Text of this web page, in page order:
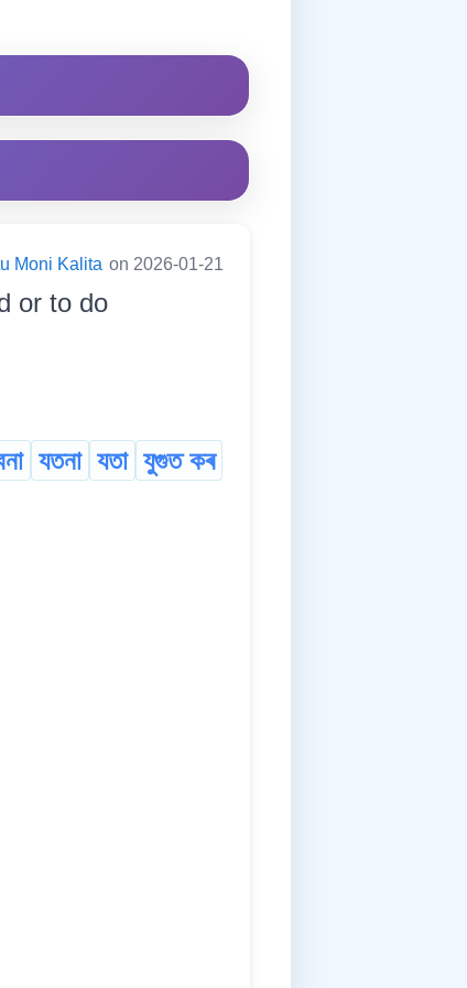
Moni Kalita on 2026-01-21
or to do
যতনা যতা যুগুত কৰ